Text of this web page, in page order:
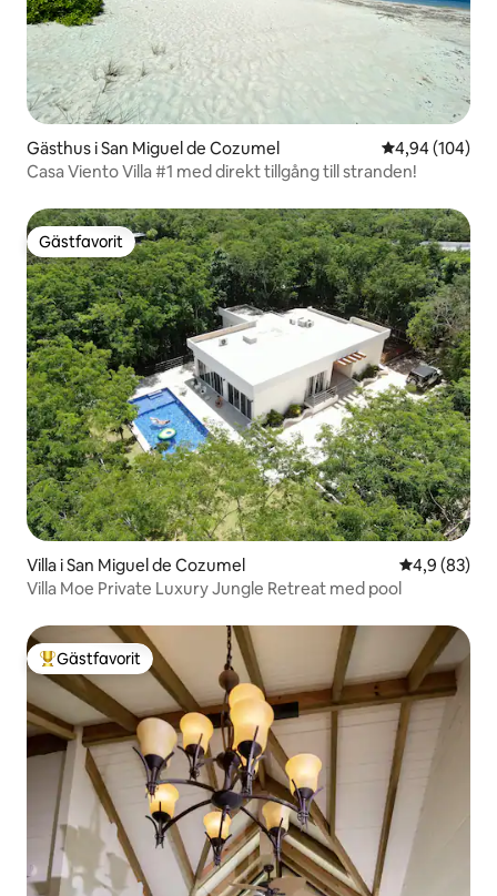
Gästhus i San Miguel de Cozumel 4,94 av 5 i
4,94 (104)
Casa Viento Villa #1 med direkt tillgång till stranden!
Gästfavorit
Gästfavorit
Villa i San Miguel de Cozumel 4,9 av 5 i
4,9 (83)
Villa Moe Private Luxury Jungle Retreat med pool
Populär gästfavorit
Gästfavorit